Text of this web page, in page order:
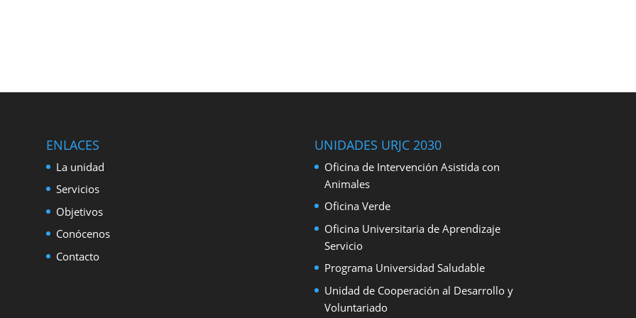
ENLACES
La unidad
Servicios
Objetivos
Conócenos
Contacto
UNIDADES URJC 2030
Oficina de Intervención Asistida con
Animales
Oficina Verde
Oficina Universitaria de Aprendizaje
Servicio
Programa Universidad Saludable
Unidad de Cooperación al Desarrollo y
Voluntariado